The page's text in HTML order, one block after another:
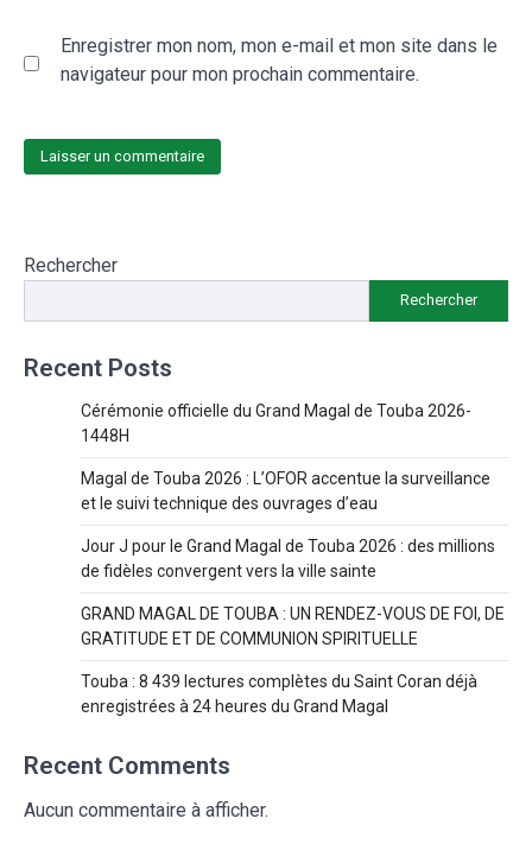
Enregistrer mon nom, mon e-mail et mon site dans le
navigateur pour mon prochain commentaire.
Rechercher
Rechercher
Recent Posts
Cérémonie officielle du Grand Magal de Touba 2026-
1448H
Magal de Touba 2026 : L’OFOR accentue la surveillance
et le suivi technique des ouvrages d’eau
Jour J pour le Grand Magal de Touba 2026 : des millions
de fidèles convergent vers la ville sainte
GRAND MAGAL DE TOUBA : UN RENDEZ-VOUS DE FOI, DE
GRATITUDE ET DE COMMUNION SPIRITUELLE
Touba : 8 439 lectures complètes du Saint Coran déjà
enregistrées à 24 heures du Grand Magal
Recent Comments
Aucun commentaire à afficher.